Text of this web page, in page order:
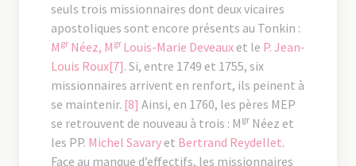
seuls trois missionnaires dont deux vicaires
apostoliques sont encore présents au Tonkin :
M gr Néez, M gr Louis-Marie Deveaux et le P. Jean-
Louis Roux[7]. Si, entre 1749 et 1755, six
missionnaires arrivent en renfort, ils peinent à
se maintenir. [8] Ainsi, en 1760, les pères MEP
se retrouvent de nouveau à trois : M gr Néez et
les PP. Michel Savary et Bertrand Reydellet.
Face au manque d’effectifs, les missionnaires